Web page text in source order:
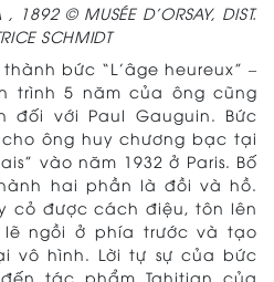
1892 © MUSÉE D’ORSAY, DIST.
SCHMIDT
bức “L’âge heureux” –
trình 5 năm của ông cũng
đối với Paul Gauguin. Bức
ông huy chương bạc tại
vào năm 1932 ở Paris. Bố
hai phần là đồi và hồ.
cỏ được cách điệu, tôn lên
ngồi ở phía trước và tạo
vô hình. Lời tự sự của bức
tác phẩm Tahitian của